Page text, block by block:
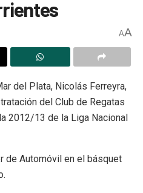
AA
del Plata, Nicolás Ferreyra,
del Club de Regatas
2012/13 de la Liga Nacional
de Automóvil en el básquet